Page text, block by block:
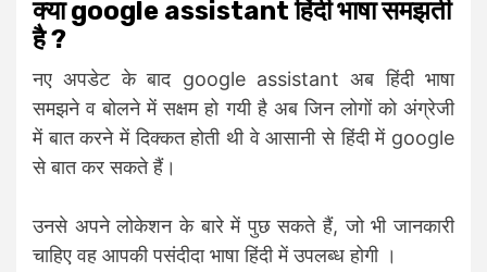
क्या google assistant हिंदी भाषा समझती
है ?
नए अपडेट के बाद google assistant अब हिंदी भाषा
समझने व बोलने में सक्षम हो गयी है अब जिन लोगों को अंग्रेजी
में बात करने में दिक्कत होती थी वे आसानी से हिंदी में google
से बात कर सकते हैं।
उनसे अपने लोकेशन के बारे में पुछ सकते हैं, जो भी जानकारी
चाहिए वह आपकी पसंदीदा भाषा हिंदी में उपलब्ध होगी ।